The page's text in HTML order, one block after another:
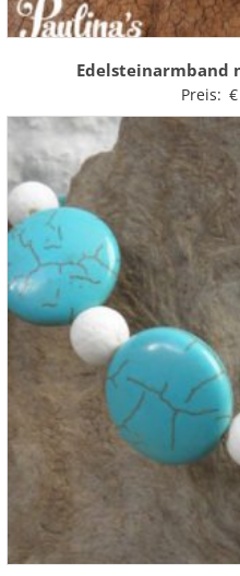
Edelsteinarmband
Preis: €